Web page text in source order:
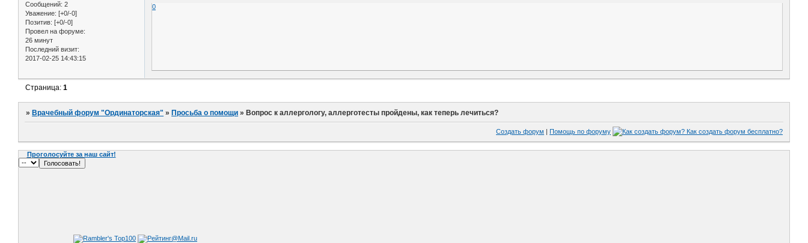
Сообщений: 2
Уважение: [+0/-0]
Позитив: [+0/-0]
Провел на форуме:
26 минут
Последний визит:
2017-02-25 14:43:15
0
Страница:1
»Врачебный форум "Ординаторская" »Просьба о помощи »Вопрос к аллергологу, аллерготесты пройдены, как теперь лечиться?
Создать форум Помощь по форуму
Проголосуйте за наш сайт!